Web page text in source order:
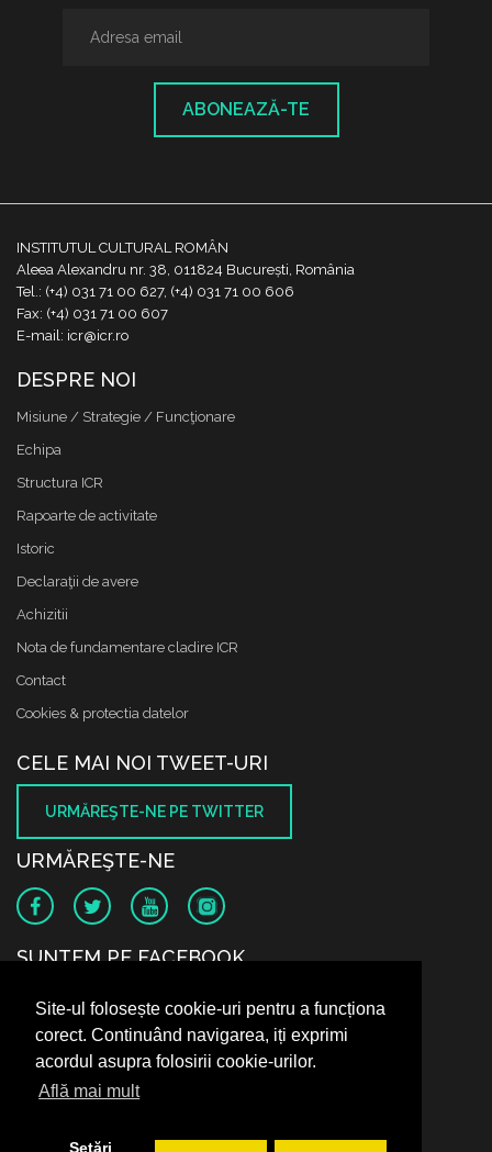
Site-ul folosește cookie-uri pentru a funcționa
corect. Continuând navigarea, iți exprimi
acordul asupra folosirii cookie-urilor.
Află mai mult
Setări
ABONEAZĂ-TE
INSTITUTUL CULTURAL ROMÂN
Aleea Alexandru nr. 38, 011824 București, România
Tel.: (+4) 031 71 00 627, (+4) 031 71 00 606
Fax: (+4) 031 71 00 607
E-mail: icr@icr.ro
DESPRE NOI
Misiune / Strategie / Funcţionare
Echipa
Structura ICR
Rapoarte de activitate
Istoric
Declaraţii de avere
Achizitii
Nota de fundamentare cladire ICR
Contact
Cookies & protectia datelor
CELE MAI NOI TWEET-URI
URMĂREŞTE-NE PE TWITTER
URMĂREŞTE-NE
SUNTEM PE FACEBOOK